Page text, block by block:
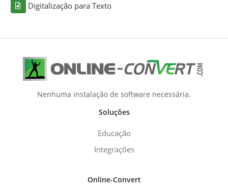
Digitalização para Texto
Nenhuma instalação de software necessária.
Soluções
Educação
Integrações
Online-Convert